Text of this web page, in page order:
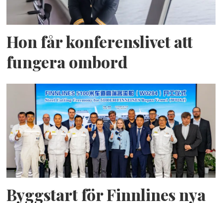
Hon får konferenslivet att
fungera ombord
Byggstart för Finnlines nya